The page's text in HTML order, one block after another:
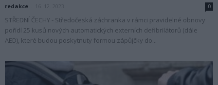
redakce 0
STŘEDNÍ ČECHY - Středočeská záchranka v rámci pravidelné obnovy
pořídí 25 kusů nových automatických externích defibrilátorů (dále
AED), které budou poskytnuty formou zápůjčky do...